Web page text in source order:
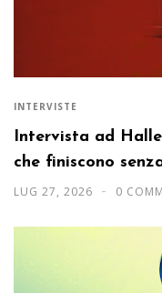
INTERVISTE
Intervista ad
che finiscono
LUG 27, 2026 0